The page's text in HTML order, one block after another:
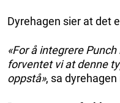
Dyrehagen sier at det
«For å integrere
forventet vi at denne
oppstå», sa dyrehagen